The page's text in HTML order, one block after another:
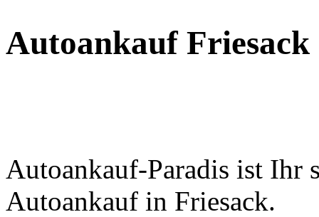
Autoankauf Friesack
Autoankauf-Paradis ist Ihr
Autoankauf in Friesack.